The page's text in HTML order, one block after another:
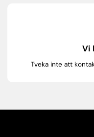
Vi
Tveka inte att